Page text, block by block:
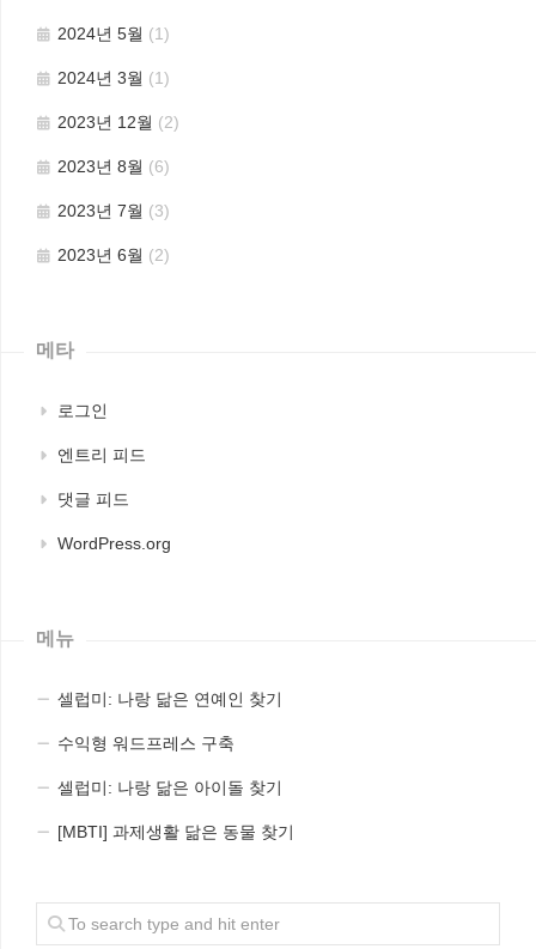
2024년 5월 (1)
2024년 3월 (1)
2023년 12월 (2)
2023년 8월 (6)
2023년 7월 (3)
2023년 6월 (2)
메타
로그인
엔트리 피드
댓글 피드
WordPress.org
메뉴
셀럽미: 나랑 닮은 연예인 찾기
수익형 워드프레스 구축
셀럽미: 나랑 닮은 아이돌 찾기
[MBTI] 과제생활 닮은 동물 찾기